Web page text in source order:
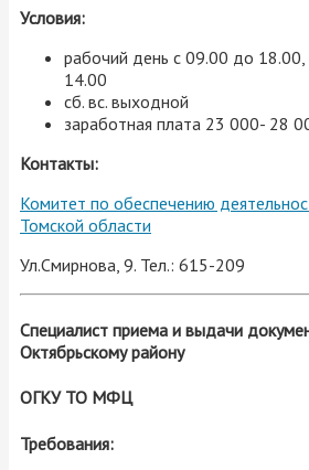
Условия:
рабочий день с 09.00 до
14.00
сб. вс. выходной
заработная плата 23 000- 28
Контакты:
Комитет по обеспечению
Томской области
Ул.Смирнова, 9. Тел.: 615-209
Специалист приема и выдачи
Октябрьскому району
ОГКУ ТО МФЦ
Требования: